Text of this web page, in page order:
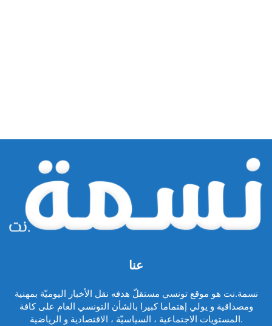
عنا
نسمة.نت هو موقع تونسي مستقلّ هدفه نقل الأخبار اليوميّة بمهنية
ومصداقية و يولي إهتماما كبيرا بالشأن التونسي العام على كافة
المستويات الاجتماعية ، السياسيّة ، الاقتصادية و الرياضية.